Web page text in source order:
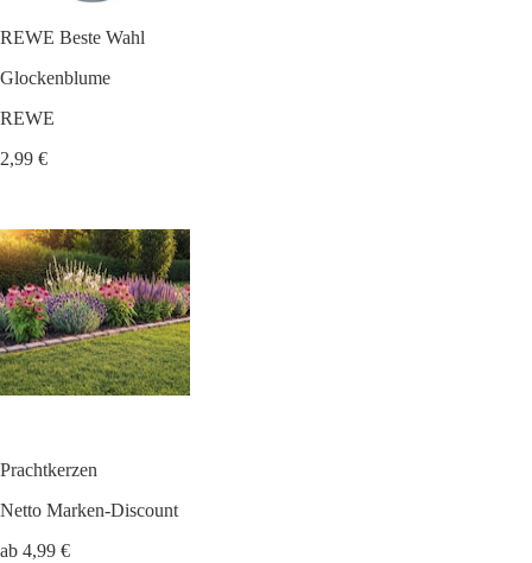
REWE Beste Wahl
Glockenblume
REWE
2,99 €
Prachtkerzen
Netto Marken-Discount
ab 4,99 €